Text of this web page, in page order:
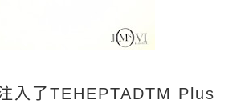
入了TEHEPTADTM Plus